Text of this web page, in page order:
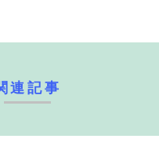
連記事